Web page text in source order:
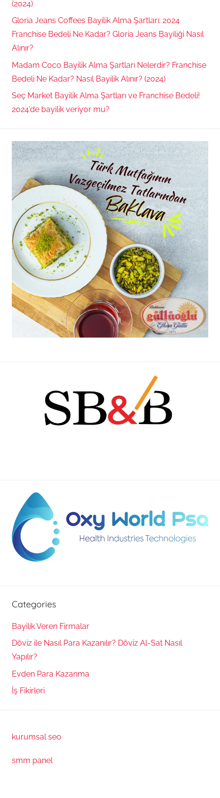
(2024)
Gloria Jeans Coffees Bayilik Alma Şartları: 2024
Franchise Bedeli Ne Kadar? Gloria Jeans Bayiliği Nasıl
Alınır?
Madam Coco Bayilik Alma Şartları Nelerdir? Franchise
Bedeli Ne Kadar? Nasıl Bayilik Alınır? (2024)
Seç Market Bayilik Alma Şartları ve Franchise Bedeli!
2024’de bayilik veriyor mu?
Categories
Bayilik Veren Firmalar
Döviz ile Nasıl Para Kazanılır? Döviz Al-Sat Nasıl
Yapılır?
Evden Para Kazanma
İş Fikirleri
kurumsal seo
smm panel